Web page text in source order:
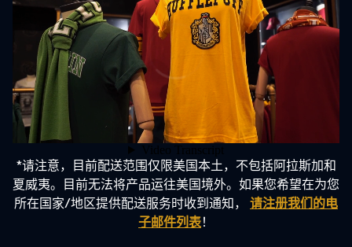
*请注意，目前配送范围仅限美国本土，不包括阿拉斯加和
夏威夷。目前无法将产品运往美国境外。如果您希望在为您
所在国家/地区提供配送服务时收到通知， 请注册我们的电
子邮件列表！